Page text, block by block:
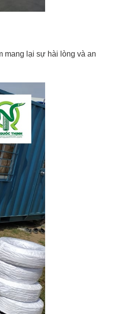
mang lại sự hài lòng và an